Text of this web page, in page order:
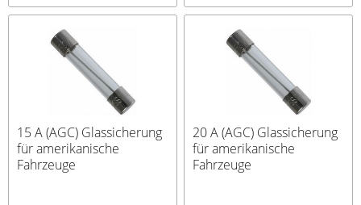
15 A (AGC) Glassicherung
für amerikanische
Fahrzeuge
20 A (AGC) Glassicherung
für amerikanische
Fahrzeuge